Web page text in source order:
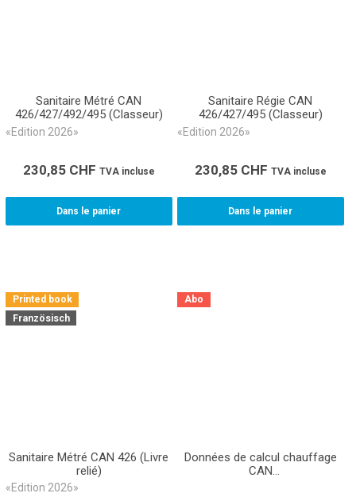
Sanitaire Métré CAN
426/427/492/495 (Classeur)
«Edition 2026»
230,85 CHF TVA incluse
Dans le panier
Sanitaire Régie CAN
426/427/495 (Classeur)
«Edition 2026»
230,85 CHF TVA incluse
Dans le panier
Printed book
Französisch
Sanitaire Métré CAN 426 (Livre
relié)
«Edition 2026»
Abo
Données de calcul chauffage
CAN